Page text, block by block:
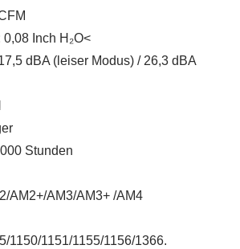
Inch H₂O<
dBA (leiser Modus) / 26,3 dBA
Stunden
AM2+/AM3/AM3+ /AM4
1150/1151/1155/1156/1366.